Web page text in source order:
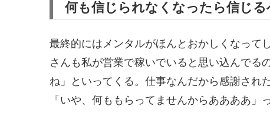
何も信じられなくなったら信じ
最終的にはメンタルがほんとおかしくなって
さんも私が営業で稼いでいると思い込んでる
ね」といってくる。仕事なんだから感謝され
「いや、何ももらってませんからああああ」